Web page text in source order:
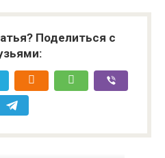
Поделиться с